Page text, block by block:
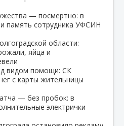
— посмертно: в
память сотрудника УФСИН
области:
яйца и
видом помощи: СК
с карты жительницы
— без пробок: в
электрички